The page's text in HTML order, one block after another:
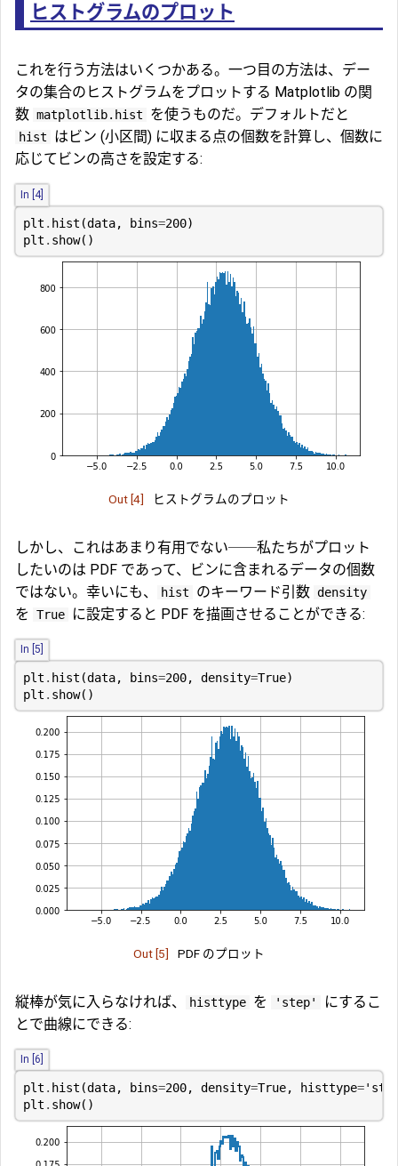
ヒストグラムのプロット
これを行う方法はいくつかある。一つ目の方法は、デー
タの集合のヒストグラムをプロットする Matplotlib の関
数 matplotlib.hist を使うものだ。デフォルトだと
hist
はビン (小区間) に収まる点の個数を計算し、個数に
応じてビンの高さを設定する:
In [4]
plt . hist (data, bins=200)
plt . show()
Out [4] ヒストグラムのプロット
しかし、これはあまり有用でない──私たちがプロット
したいのは PDF であって、ビンに含まれるデータの個数
ではない。幸いにも、
hist のキーワード引数 density
を True に設定すると PDF を描画させることができる:
In [5]
plt . hist (data, bins=200, density=True)
plt . show()
Out [5] PDF のプロット
縦棒が気に入らなければ、 histtype を 'step'
にするこ
とで曲線にできる:
In [6]
plt . hist (data, bins=200, density=True, histtype=
plt . show()